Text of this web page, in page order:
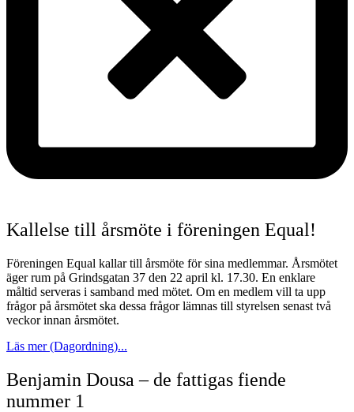
Kallelse till årsmöte i föreningen Equal!
Föreningen Equal kallar till årsmöte för sina medlemmar. Årsmötet
äger rum på Grindsgatan 37 den 22 april kl. 17.30. En enklare
måltid serveras i samband med mötet. Om en medlem vill ta upp
frågor på årsmötet ska dessa frågor lämnas till styrelsen senast två
veckor innan årsmötet.
Läs mer (Dagordning)...
Benjamin Dousa – de fattigas fiende
nummer 1